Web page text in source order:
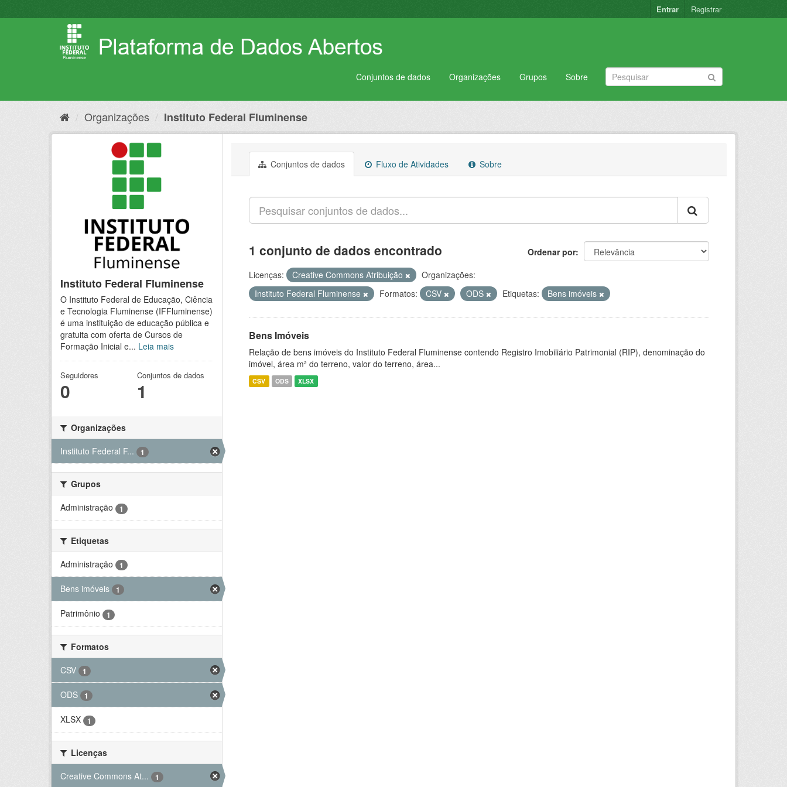
para
Entrar Registrar
Conjuntos de dados Organizações Grupos Sobre
Organizações Instituto Federal Fluminense
Instituto Federal Fluminense
O Instituto Federal de Educação, Ciência
e Tecnologia Fluminense (IFFluminense)
é uma instituição de educação pública e
gratuita com oferta de Cursos de
Formação Inicial e... Leia mais
Seguidores
0
Conjuntos de dados
1
Organizações
Instituto Federal F...
1
Grupos
Administração
1
Etiquetas
Administração
1
Bens imóveis 1
Patrimônio 1
Formatos
CSV
1
ODS 1
XLSX 1
Licenças
Creative Commons At...
1
Conjuntos de dados Fluxo de Atividades Sobre
Ordenar por
1 conjunto de dados encontrado
Licenças: Creative Commons Atribuição
Organizações:
Instituto Federal Fluminense
Formatos: CSV ODS Etiquetas: Bens imóveis
Bens Imóveis
Relação de bens imóveis do Instituto Federal Fluminense contendo Registro Imobiliário Patrimonial (RIP), denominação do
imóvel, área m² do terreno, valor do terreno, área...
CSV ODS XLSX